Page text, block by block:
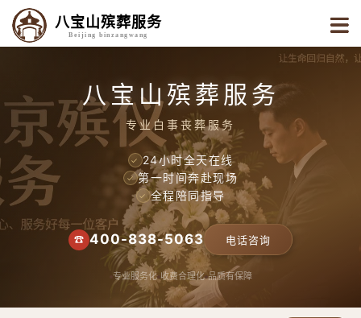
八宝山殡葬服务
Beijing binzangwang
八宝山殡葬服务
专业白事丧葬服务
✓ 24小时全天在线
✓ 第一时间奔赴现场
✓ 全程陪同指导
☎ 400-838-5063 电话咨询
专业服务化 收费合理化 品质有保障